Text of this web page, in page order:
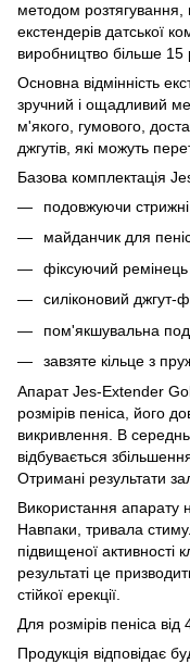
методом розтягування,
екстендерів датської
виробництво більше 15
Основна відмінність
зручний і ощадливий
м'якого, гумового,
джгутів, які можуть
Базова комплектація
подовжуючи
майданчик для
фіксуючий
силіконовий джгут-
пом'якшувальна
завзяте кільце з
Апарат Jes-Extender
розмірів пеніса, його
викривлення. В
відбувається
Отримані результати
Використання апарату
Навпаки, тривала
підвищеної активності
результаті це
стійкої ерекції.
Для розмірів пеніса
Продукція відповідає